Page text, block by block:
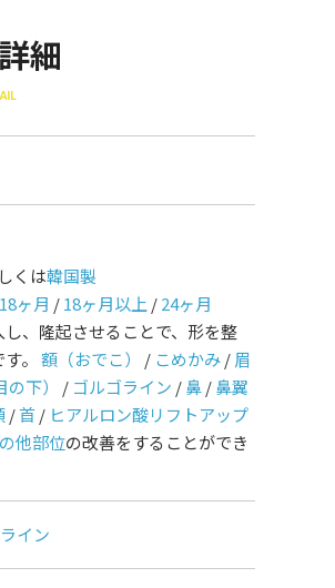
細
くは韓国製
18ヶ月 /18ヶ月以上 /24ヶ月
、隆起させることで、形を整
。 額（おでこ） / こめかみ/眉
下） / ゴルゴライン /鼻/鼻翼
/首/ ヒアルロン酸リフトアップ
他部位の改善をすることができ
イン